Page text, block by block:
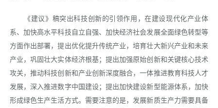
《建议》稿突出科技创新的引领作用，在建设现代化产业体
系、加快高水平科技自立自强、加快经济社会发展全面绿色转型等
方面作出部署，提出优化提升传统产业，培育壮大新兴产业和未来
产业，巩固壮大实体经济根基；提出加强原始创新和关键核心技术
攻关，推动科技创新和产业创新深度融合，一体推进教育科技人才
发展，深入推进数字中国建设；提出加快建设新型能源体系，加快
形成绿色生产生活方式。需要注意的是，发展新质生产力需要具备